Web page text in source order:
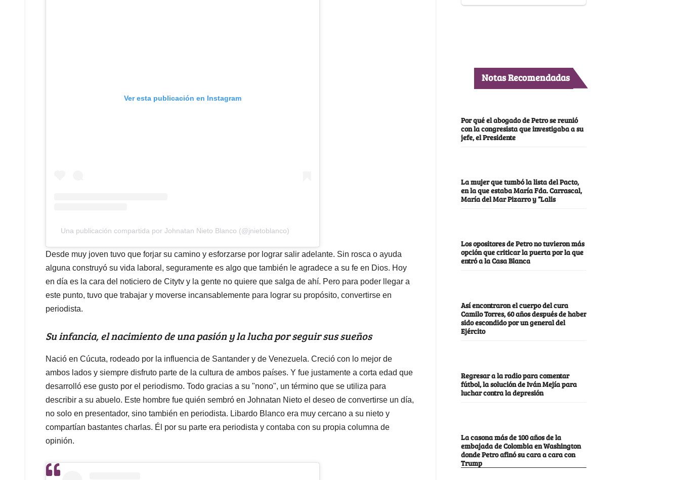
Ver esta publicación en Instagram
Una publicación compartida por Johnatan Nieto Blanco (@jnietoblanco)
Desde muy joven tuvo que forjar su camino y esforzarse por lograr salir adelante. Sin rosca o ayuda
alguna construyó su vida laboral, seguramente es algo que también le agradece a su fe en Dios. Hoy
en día es la cara del noticiero de Citytv y la gente no quiere que salga de ahí. Pero para poder llegar a
este punto, tuvo que trabajar y moverse incansablemente para lograr su propósito, convertirse en
periodista.
Su infancia, el nacimiento de una pasión y la lucha por seguir sus sueños
Nació en Cúcuta, rodeado por la influencia de Santander y de Venezuela. Creció con lo mejor de
ambos lados y siempre disfruto parte de la cultura de ambos países. Y fue justamente a corta edad que
desarrolló ese gusto por el periodismo. Todo gracias a su "nono", un término que se utiliza para
describir a su abuelo. Este hombre fue quién sembró en Johnatan Nieto el deseo de convertirse un día,
no solo en presentador, sino también en periodista. Libardo Blanco era muy cercano a su nieto y
compartían bastantes charlas. Él por su parte era periodista y contaba con su propia columna de
opinión.
Notas Recomendadas
Por qué el abogado de Petro se reunió
con la congresista que investigaba a su
jefe, el Presidente
La mujer que tumbó la lista del Pacto,
en la que estaba María Fda. Carrascal,
María del Mar Pizarro y “Lalis
Los opositores de Petro no tuvieron más
opción que criticar la puerta por la que
entró a la Casa Blanca
Así encontraron el cuerpo del cura
Camilo Torres, 60 años después de haber
sido escondido por un general del
Ejército
Regresar a la radio para comentar
fútbol, la solución de Iván Mejía para
luchar contra la depresión
La casona más de 100 años de la
embajada de Colombia en Washington
donde Petro afinó su cara a cara con
Trump